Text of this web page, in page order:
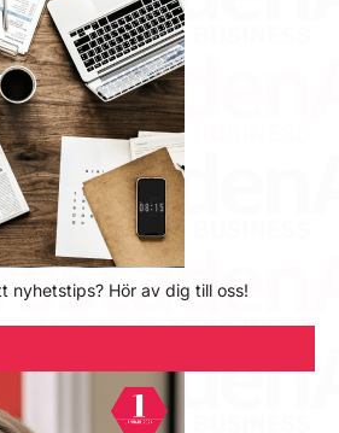
nyhetstips? Hör av dig till oss!